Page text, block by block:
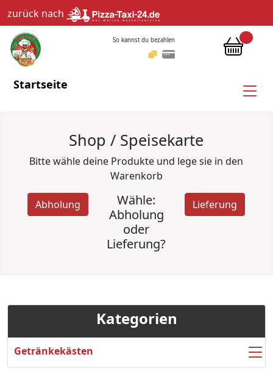
zurück nach
So kannst du bezahlen
Startseite
Shop / Speisekarte
Bitte wähle deine Produkte und lege sie in den
Warenkorb
Abholung
Wähle:
Abholung
oder
Lieferung?
Lieferung
Kategorien
Getränkekästen